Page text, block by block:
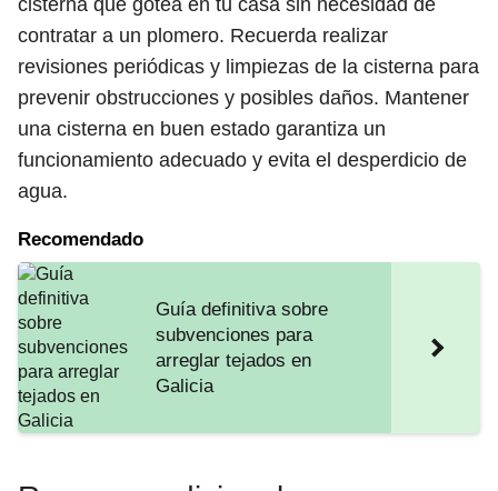
cisterna que gotea en tu casa sin necesidad de
contratar a un plomero. Recuerda realizar
revisiones periódicas y limpiezas de la cisterna para
prevenir obstrucciones y posibles daños. Mantener
una cisterna en buen estado garantiza un
funcionamiento adecuado y evita el desperdicio de
agua.
Recomendado
Guía definitiva sobre
subvenciones para
arreglar tejados en
Galicia